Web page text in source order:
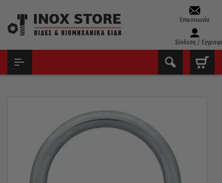
Επικοινωνία
Σύνδεση /
U-BOLTS ΣΩΛΉΝΩΝ (ΖΥΓΚΙΆ) Φ90 ΓΑΛΒΑΝΙΖΈ 3″